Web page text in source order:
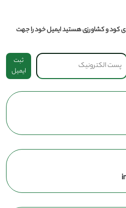
ی کود و کشاورزی هستید ایمیل خود را جهت
ثبت
ایمیل